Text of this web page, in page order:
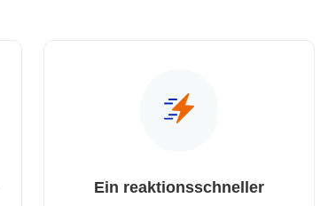
Ein reaktionsschneller